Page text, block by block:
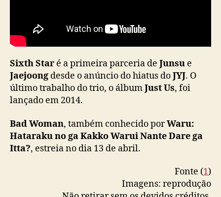
p
r
a
O
d
o
a
Sixth Star é a primeira parceria de Junsu e
Jaejoong desde o anúncio do hiatus doJYJ. O
último trabalho do trio, o álbumJust Us, foi
lançado em 2014.
Bad Woman, também conhecido porWaru:
Hataraku no ga Kakko Warui Nante Dare ga
Itta?, estreia no dia 13 de abril.
Fonte (1)
Imagens: reprodução